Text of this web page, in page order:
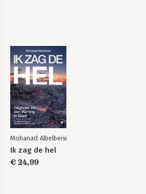
Mohanad Albelbeisi
Ik zag de hel
€ 24,99